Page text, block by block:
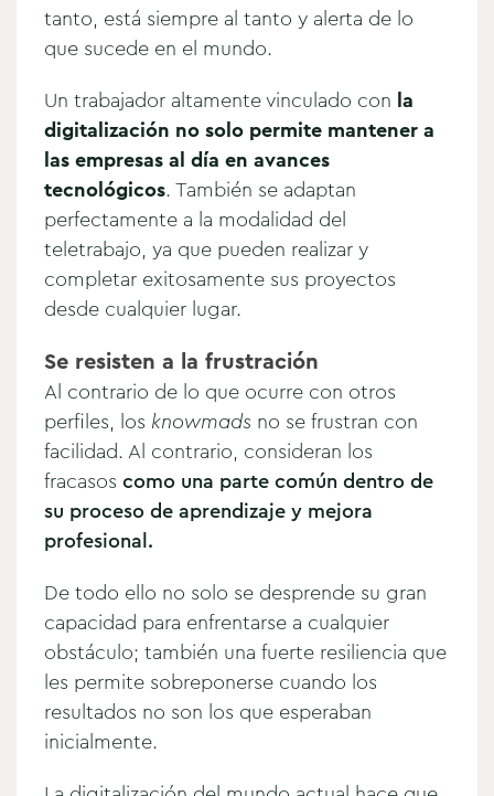
tanto, está siempre al tanto y alerta de lo
que sucede en el mundo.
Un trabajador altamente vinculado con la
digitalización no solo permite mantener a
las empresas al día en avances
tecnológicos. También se adaptan
perfectamente a la modalidad del
teletrabajo, ya que pueden realizar y
completar exitosamente sus proyectos
desde cualquier lugar.
Se resisten a la frustración
Al contrario de lo que ocurre con otros
perfiles, los knowmads no se frustran con
facilidad. Al contrario, consideran los
fracasos como una parte común dentro de
su proceso de aprendizaje y mejora
profesional.
De todo ello no solo se desprende su gran
capacidad para enfrentarse a cualquier
obstáculo; también una fuerte resiliencia que
les permite sobreponerse cuando los
resultados no son los que esperaban
inicialmente.